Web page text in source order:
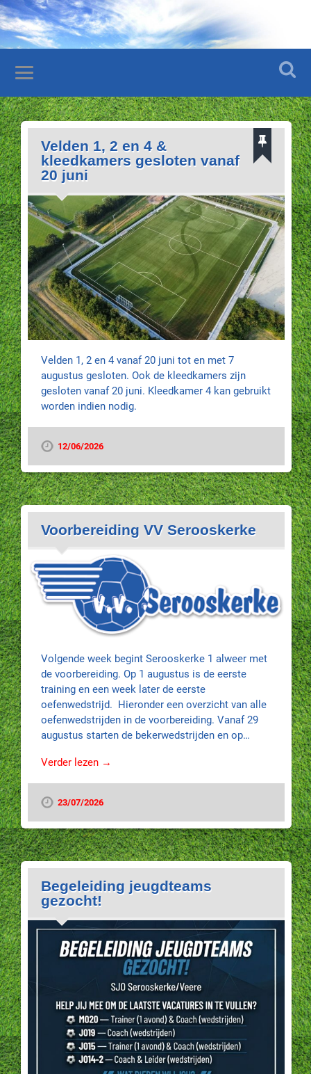
Velden 1, 2 en 4 &
kleedkamers gesloten vanaf
20 juni
Velden 1, 2 en 4 vanaf 20 juni tot en met 7
augustus gesloten. Ook de kleedkamers zijn
gesloten vanaf 20 juni. Kleedkamer 4 kan gebruikt
worden indien nodig.
12/06/2026
Voorbereiding VV Serooskerke
Volgende week begint Serooskerke 1 alweer met
de voorbereiding. Op 1 augustus is de eerste
training en een week later de eerste
oefenwedstrijd. Hieronder een overzicht van alle
oefenwedstrijden in de voorbereiding. Vanaf 29
augustus starten de bekerwedstrijden en op…
Verder lezen →
23/07/2026
Begeleiding jeugdteams
gezocht!